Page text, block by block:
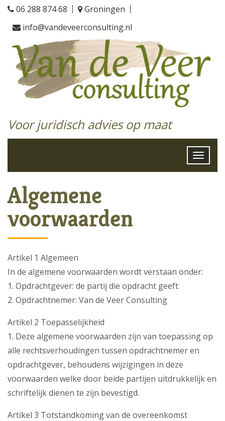
06 288 874 68
Groningen
info@vandeveerconsulting.nl
Voor juridisch advies op maat
Algemene
voorwaarden
Artikel 1 Algemeen
In de algemene voorwaarden wordt verstaan onder:
1. Opdrachtgever: de partij die opdracht geeft
2. Opdrachtnemer: Van de Veer Consulting
Artikel 2 Toepasselijkheid
1. Deze algemene voorwaarden zijn van toepassing op
alle rechtsverhoudingen tussen opdrachtnemer en
opdrachtgever, behoudens wijzigingen in deze
voorwaarden welke door beide partijen uitdrukkelijk en
schriftelijk dienen te zijn bevestigd.
Artikel 3 Totstandkoming van de overeenkomst